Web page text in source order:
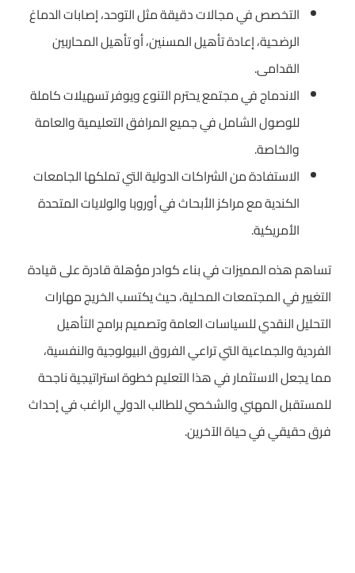
التخصص في مجالات دقيقة مثل التوحد، إصابات الدماغ
الرضحية، إعادة تأهيل المسنين، أو تأهيل المحاربين
القدامى.
الاندماج في مجتمع يحترم التنوع ويوفر تسهيلات كاملة
للوصول الشامل في جميع المرافق التعليمية والعامة
والخاصة.
الاستفادة من الشراكات الدولية التي تملكها الجامعات
الكندية مع مراكز الأبحاث في أوروبا والولايات المتحدة
الأمريكية.
تساهم هذه المميزات في بناء كوادر مؤهلة قادرة على قيادة
التغيير في المجتمعات المحلية، حيث يكتسب الخريج مهارات
التحليل النقدي للسياسات العامة وتصميم برامج التأهيل
الفردية والجماعية التي تراعي الفروق البيولوجية والنفسية،
مما يجعل الاستثمار في هذا التعليم خطوة استراتيجية ناجحة
للمستقبل المهني والشخصي للطالب الدولي الراغب في إحداث
فرق حقيقي في حياة الآخرين.